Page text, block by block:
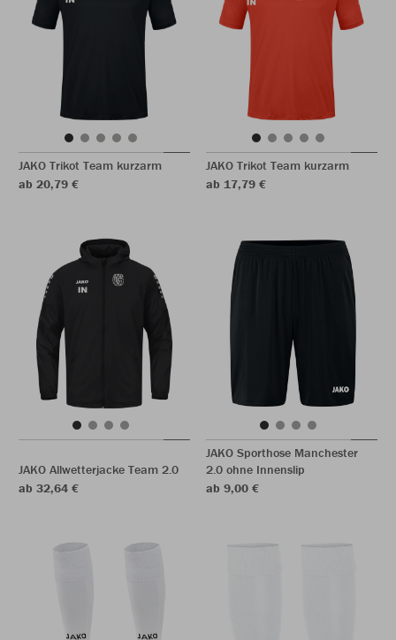
JAKO Trikot Team kurzarm
ab 20,79 €
JAKO Trikot Team kurzarm
ab 17,79 €
JAKO Allwetterjacke Team 2.0
ab 32,64 €
JAKO Sporthose Manchester
2.0 ohne Innenslip
ab 9,00 €